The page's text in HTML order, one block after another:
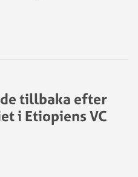
tillbaka efter
i Etiopiens VC